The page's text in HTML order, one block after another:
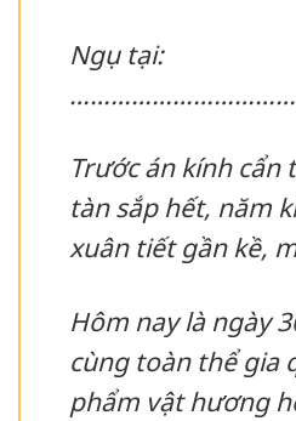
Ngụ tại:
Trước án kính
tàn sắp hết, năm
xuân tiết gần kề,
Hôm nay là ngày
cùng toàn thể gia
phẩm vật hương